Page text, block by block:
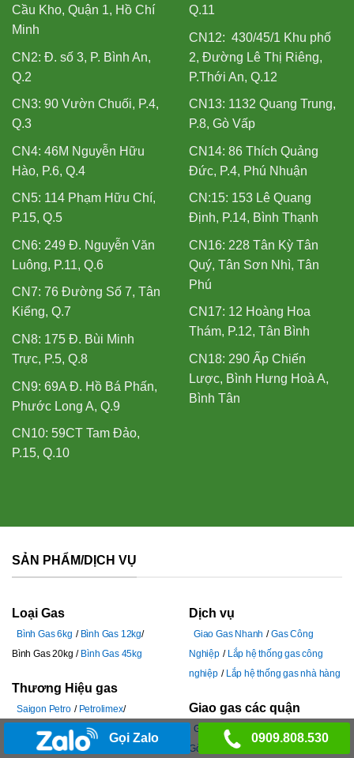
Cầu Kho, Quận 1, Hồ Chí
Minh
CN2: Đ. số 3, P. Bình An,
Q.2
CN3: 90 Vườn Chuối, P.4,
Q.3
CN4: 46M Nguyễn Hữu
Hào, P.6, Q.4
CN5: 114 Phạm Hữu Chí,
P.15, Q.5
CN6: 249 Đ. Nguyễn Văn
Luông, P.11, Q.6
CN7: 76 Đường Số 7, Tân
Kiểng, Q.7
CN8: 175 Đ. Bùi Minh
Trực, P.5, Q.8
CN9: 69A Đ. Hồ Bá Phấn,
Phước Long A, Q.9
CN10: 59CT Tam Đảo,
P.15, Q.10
Q.11
CN12: 430/45/1 Khu phố
2, Đường Lê Thị Riêng,
P.Thới An, Q.12
CN13: 1132 Quang Trung,
P.8, Gò Vấp
CN14: 86 Thích Quảng
Đức, P.4, Phú Nhuận
CN:15: 153 Lê Quang
Định, P.14, Bình Thạnh
CN16: 228 Tân Kỳ Tân
Quý, Tân Sơn Nhì, Tân
Phú
CN17: 12 Hoàng Hoa
Thám, P.12, Tân Bình
CN18: 290 Ấp Chiến
Lược, Bình Hưng Hoà A,
Bình Tân
SẢN PHẨM/DỊCH VỤ
Loại Gas
Bình Gas 6kg
Bình Gas 12kg
Bình Gas 20kg
Bình Gas 45kg
Thương Hiệu gas
Saigon Petro
Petrolimex
PetroVietnam
Gas Dầu Khí
Bình Minh
Gia Đình Gas
Dịch vụ
Giao Gas Nhanh
Gas Công
Nghiệp
Lắp hệ thống gas công
nghiệp
Lắp hệ thống gas nhà hàng
Giao gas các quận
Giao gas Quận 12
Gò Vấp
Giao gas Quận Tân Bình
Gọi Zalo 0909.808.530